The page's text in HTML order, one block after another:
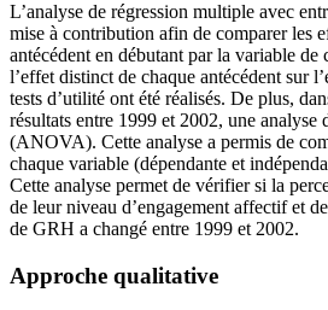
L’analyse de régression multiple avec
mise à contribution afin de comparer les
antécédent en débutant par la variable
l’effet distinct de chaque antécédent sur
tests d’utilité ont été réalisés. De plus,
résultats entre 1999 et 2002, une analyse
(ANOVA). Cette analyse a permis de
chaque variable (dépendante et
Cette analyse permet de vérifier si la
de leur niveau d’engagement affectif et
de GRH a changé entre 1999 et 2002.
Approche qualitative